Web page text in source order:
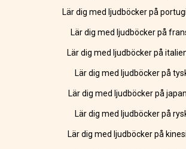
Lär dig med ljudböcker på
Lär dig med ljudböcker på
Lär dig med ljudböcker på
Lär dig med ljudböcker på
Lär dig med ljudböcker på
Lär dig med ljudböcker på
Lär dig med ljudböcker på